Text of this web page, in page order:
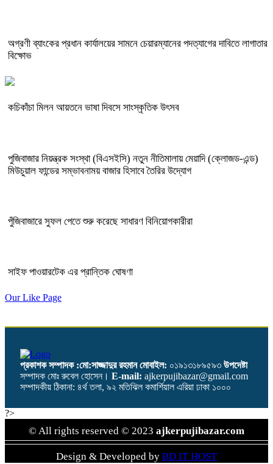
অগ্রণী ব্যাংকের প্রধান কার্যালয়ের সামনে চেয়ারম্যানের পদত্যাগের দাবিতে লাগাতার
বিক্ষোভ
কচিকাঁচা মিলন আয়তনে ভাষা দিবসে সাংস্কৃতিক উৎসব
পুজিবাজার নিয়ন্ত্রক সংস্থা (বিএসইসি) নতুন নীতিমালায় মেয়াদি (ক্লোজড-এন্ড)
মিউচুয়াল ফান্ডের সম্ভাবনাময় বাজার হিসাবে তৈরির উদ্যোগ
পুঁজিবাজারে সুফল পেতে শুরু করেছে সাধারণ বিনিয়োগকারীরা
সাইফ পাওয়ারটেক এর প্রান্তিক ঘোষণা
Our Like Page
প্রকাশক সম্পাদক :মো:সাজ্জাদুর রহমান মোবাইল: ০১৯১৩১৮৯৫৯৩ উপদেষ্টা
সম্পাদক মোঃ রুবেল হোসেন। E-mail: ajkerpujibazar@gmail.com
সম্পাদকীয় ঠিকানা: ৪র্থ তলা, ৯২ মতিঝিল কমার্শিয়াল এরিয়া ঢাকা ১০০০
?>
© All rights reserved © 2023 ajkerpujibazar.com
Design & Developed by BD IT HOST